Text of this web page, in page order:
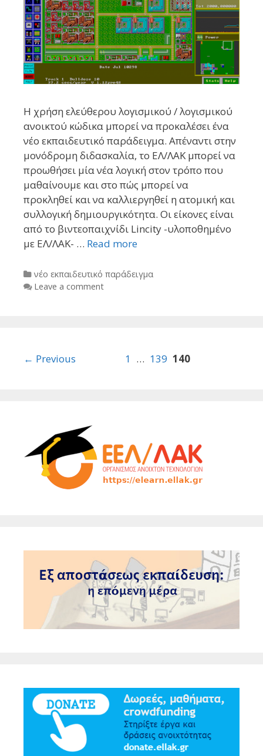
Η χρήση ελεύθερου λογισμικού / λογισμικού
ανοικτού κώδικα μπορεί να προκαλέσει ένα
νέο εκπαιδευτικό παράδειγμα. Aπέναντι στην
μονόδρομη διδασκαλία, το ΕΛ/ΛΑΚ μπορεί να
προωθήσει μία νέα λογική στον τρόπο που
μαθαίνουμε και στο πώς μπορεί να
προκληθεί και να καλλιεργηθεί η ατομική και
συλλογική δημιουργικότητα. Οι είκονες είναι
από το βιντεοπαιχνίδι Lincity -υλοποθημένο
με ΕΛ/ΛΑΚ- … Read more
Categories
νέο εκπαιδευτικό παράδειγμα
Leave a comment
Post
← Previous 1 … 139 140